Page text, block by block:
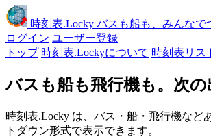
時刻表.Locky バスも船も、みんなで
ログイン ユーザー登録
トップ 時刻表.Lockyについて 時刻表リス
バスも船も飛行機も。次
時刻表.Locky は、バス・船・飛行機など
トダウン形式で表示できます。